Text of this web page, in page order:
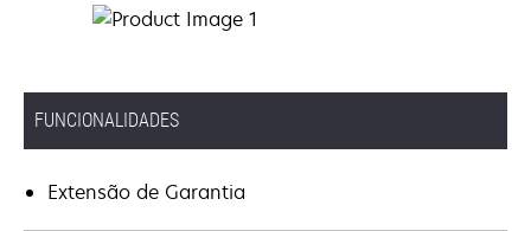
FUNCIONALIDADES
Extensão de Garantia